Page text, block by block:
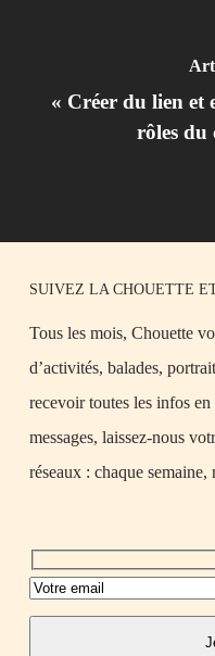
« Créer du lien et
rôles du
SUIVEZ LA CHOUETTE
Tous les mois, Chouette
d’activités, balades,
recevoir toutes les infos
messages, laissez-nous
réseaux : chaque